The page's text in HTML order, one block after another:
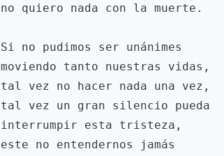
no quiero nada con la muerte.
Si no pudimos ser unánimes
moviendo tanto nuestras vidas,
tal vez no hacer nada una vez,
tal vez un gran silencio pueda
interrumpir esta tristeza,
este no entendernos jamás